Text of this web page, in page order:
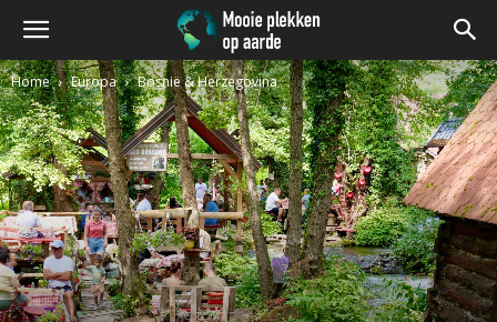
Home Europa Bosnië & Herzegovina